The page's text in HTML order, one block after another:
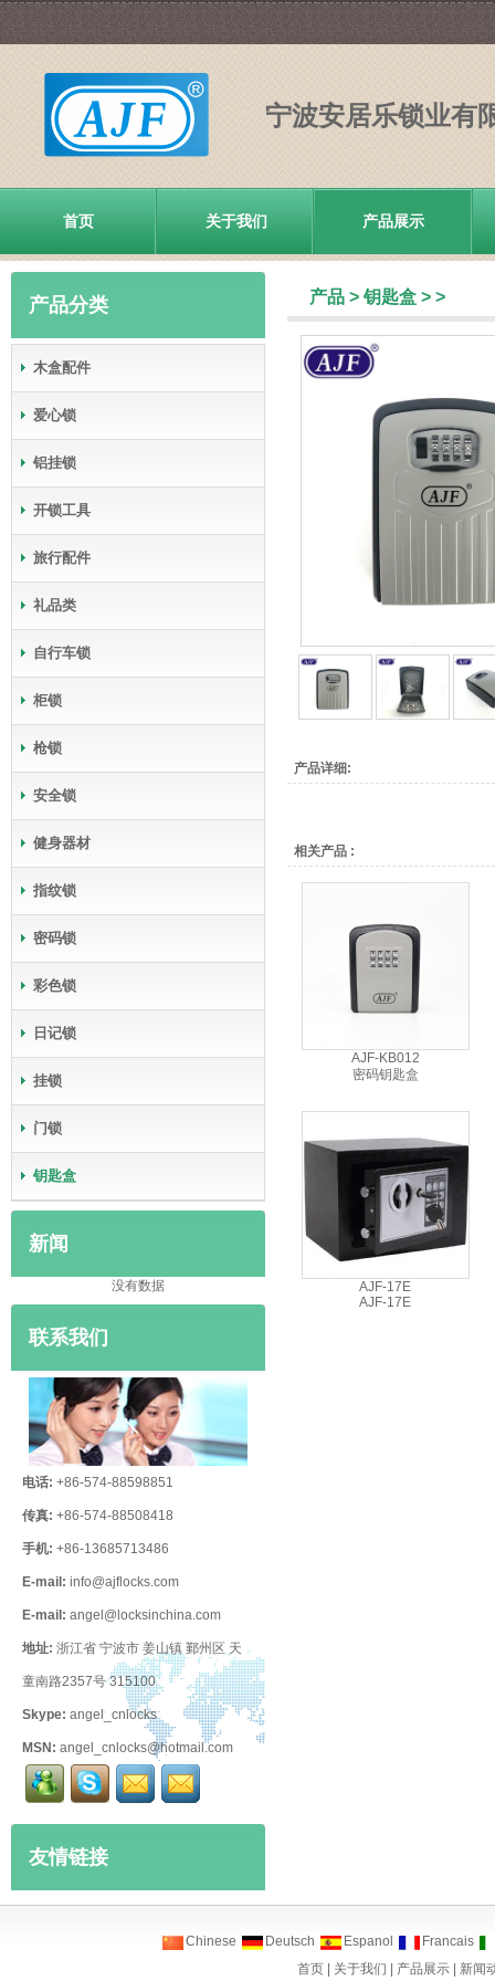
宁波安居乐锁业有
首页 关于我们 产品展示
产品分类
木盒配件
爱心锁
铝挂锁
开锁工具
旅行配件
礼品类
自行车锁
柜锁
枪锁
安全锁
健身器材
指纹锁
密码锁
彩色锁
日记锁
挂锁
门锁
钥匙盒
新闻
没有数据
联系我们
电话: +86-574-88598851
传真: +86-574-88508418
手机: +86-13685713486
E-mail: info@ajflocks.com
E-mail: angel@locksinchina.com
地址: 浙江省 宁波市 姜山镇 鄞州区 天
童南路2357号 315100
Skype: angel_cnlocks
MSN: angel_cnlocks@hotmail.com
友情链接
产品 > 钥匙盒 > >
产品详细:
相关产品 :
AJF-KB012
密码钥匙盒
AJF-17E
AJF-17E
Chinese Deutsch Espanol
Francais
首页
关于我们 产品展示 新闻